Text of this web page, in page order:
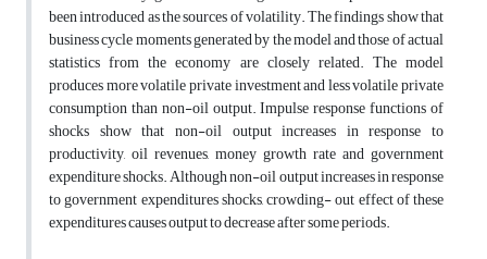
been introduced as the sources of volatility. The findings show that
business cycle moments generated by the model and those of actual
statistics from the economy are closely related. The model
produces more volatile private investment and less volatile private
consumption than non-oil output. Impulse response functions of
shocks show that non-oil output increases in response to
productivity, oil revenues, money growth rate and government
expenditure shocks. Although non-oil output increases in response
to government expenditures shocks, crowding- out effect of these
expenditures causes output to decrease after some periods.